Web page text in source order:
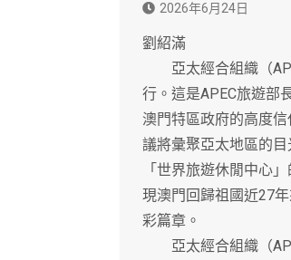
2026年6月24日
劉紹滿
亞太經合組織（
行。這是APEC旅遊部
澳門特區政府的高度
議將彙聚亞太地區的
「世界旅遊休閒中心
現澳門回歸祖國近27
彩篇章。
亞太經合組織（